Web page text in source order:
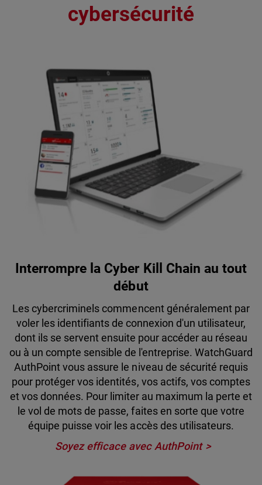
cybersécurité
Interrompre la Cyber Kill Chain au tout
début
Les cybercriminels commencent généralement par
voler les identifiants de connexion d'un utilisateur,
dont ils se servent ensuite pour accéder au réseau
ou à un compte sensible de l'entreprise. WatchGuard
AuthPoint vous assure le niveau de sécurité requis
pour protéger vos identités, vos actifs, vos comptes
et vos données. Pour limiter au maximum la perte et
le vol de mots de passe, faites en sorte que votre
équipe puisse voir les accès des utilisateurs.
Soyez efficace avec AuthPoint